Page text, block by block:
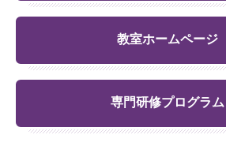
教室ホームページ
専門研修プログラム